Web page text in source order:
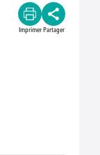
Imprimer Partager